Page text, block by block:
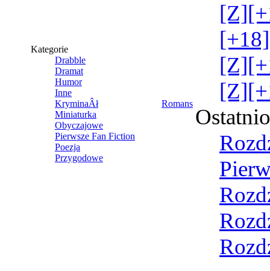
Kategorie
Drabble
Dramat
Humor
Inne
KryminaÂł
Miniaturka
Obyczajowe
Pierwsze Fan Fiction
Poezja
Przygodowe
Romans